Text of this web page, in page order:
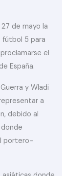
de mayo la
fútbol 5 para
el
España.
y Wladi
a
debido al
portero-